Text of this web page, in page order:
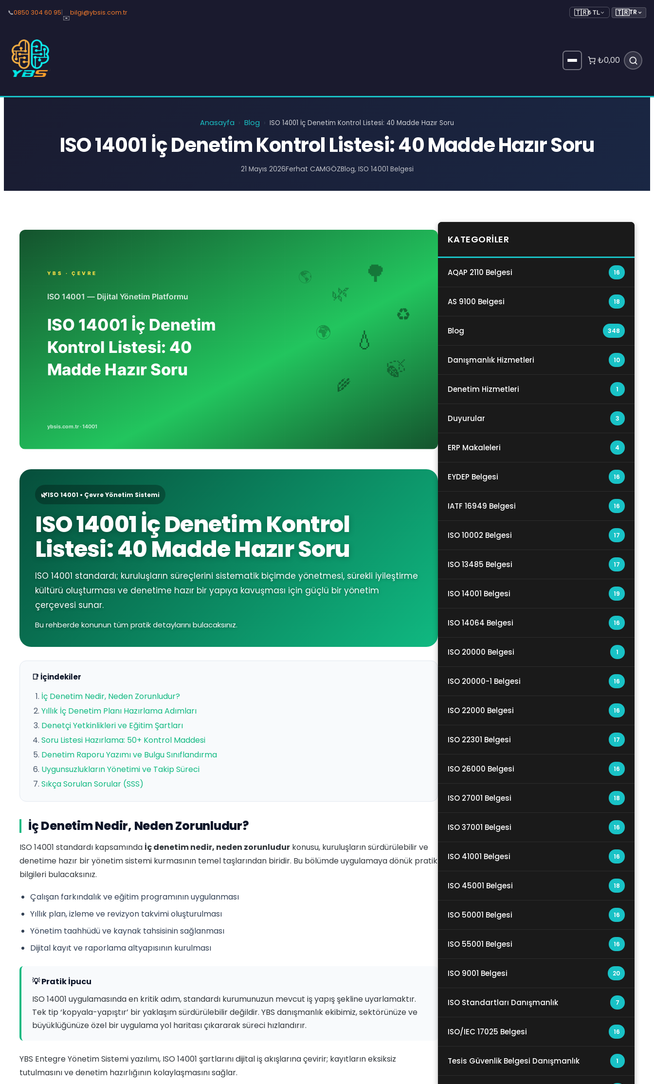
📞0850 304 60 95|
✉️
bilgi@ybsis.com.tr 🇹🇷₺ TL 🇹🇷TR
₺0,00
Anasayfa › Blog › ISO 14001 İç Denetim Kontrol Listesi: 40 Madde Hazır Soru
ISO 14001 İç Denetim Kontrol Listesi: 40 Madde Hazır Soru
21 Mayıs 2026Ferhat CAMGÖZBlog, ISO 14001 Belgesi
🌿ISO 14001 • Çevre Yönetim Sistemi
ISO 14001 İç Denetim Kontrol
Listesi: 40 Madde Hazır Soru
ISO 14001 standardı; kuruluşların süreçlerini sistematik biçimde yönetmesi, sürekli iyileştirme
kültürü oluşturması ve denetime hazır bir yapıya kavuşması için güçlü bir yönetim
çerçevesi sunar.
Bu rehberde konunun tüm pratik detaylarını bulacaksınız.
📑 İçindekiler
İç Denetim Nedir, Neden Zorunludur?
Yıllık İç Denetim Planı Hazırlama Adımları
Denetçi Yetkinlikleri ve Eğitim Şartları
Soru Listesi Hazırlama: 50+ Kontrol Maddesi
Denetim Raporu Yazımı ve Bulgu Sınıflandırma
Uygunsuzlukların Yönetimi ve Takip Süreci
Sıkça Sorulan Sorular (SSS)
İç Denetim Nedir, Neden Zorunludur?
ISO 14001 standardı kapsamında İç denetim nedir, neden zorunludur konusu, kuruluşların sürdürülebilir ve
denetime hazır bir yönetim sistemi kurmasının temel taşlarından biridir. Bu bölümde uygulamaya dönük pratik
bilgileri bulacaksınız.
Çalışan farkındalık ve eğitim programının uygulanması
Yıllık plan, izleme ve revizyon takvimi oluşturulması
Yönetim taahhüdü ve kaynak tahsisinin sağlanması
Dijital kayıt ve raporlama altyapısının kurulması
💡 Pratik İpucu
ISO 14001 uygulamasında en kritik adım, standardı kurumunuzun mevcut iş yapış şekline uyarlamaktır.
Tek tip ‘kopyala-yapıştır’ bir yaklaşım sürdürülebilir değildir. YBS danışmanlık ekibimiz, sektörünüze ve
büyüklüğünüze özel bir uygulama yol haritası çıkararak süreci hızlandırır.
YBS Entegre Yönetim Sistemi yazılımı, ISO 14001 şartlarını dijital iş akışlarına çevirir; kayıtların eksiksiz
tutulmasını ve denetim hazırlığının kolaylaşmasını sağlar.
KATEGORILER
AQAP 2110 Belgesi 16
AS 9100 Belgesi 18
Blog 348
Danışmanlık Hizmetleri 10
Denetim Hizmetleri 1
Duyurular 3
ERP Makaleleri 4
EYDEP Belgesi 16
IATF 16949 Belgesi 16
ISO 10002 Belgesi 17
ISO 13485 Belgesi 17
ISO 14001 Belgesi 19
ISO 14064 Belgesi 16
ISO 20000 Belgesi 1
ISO 20000-1 Belgesi 16
ISO 22000 Belgesi 16
ISO 22301 Belgesi 17
ISO 26000 Belgesi 16
ISO 27001 Belgesi 18
ISO 37001 Belgesi 16
ISO 41001 Belgesi 16
ISO 45001 Belgesi 18
ISO 50001 Belgesi 16
ISO 55001 Belgesi 16
ISO 9001 Belgesi 20
ISO Standartları Danışmanlık 7
ISO/IEC 17025 Belgesi 16
Tesis Güvenlik Belgesi Danışmanlık 1